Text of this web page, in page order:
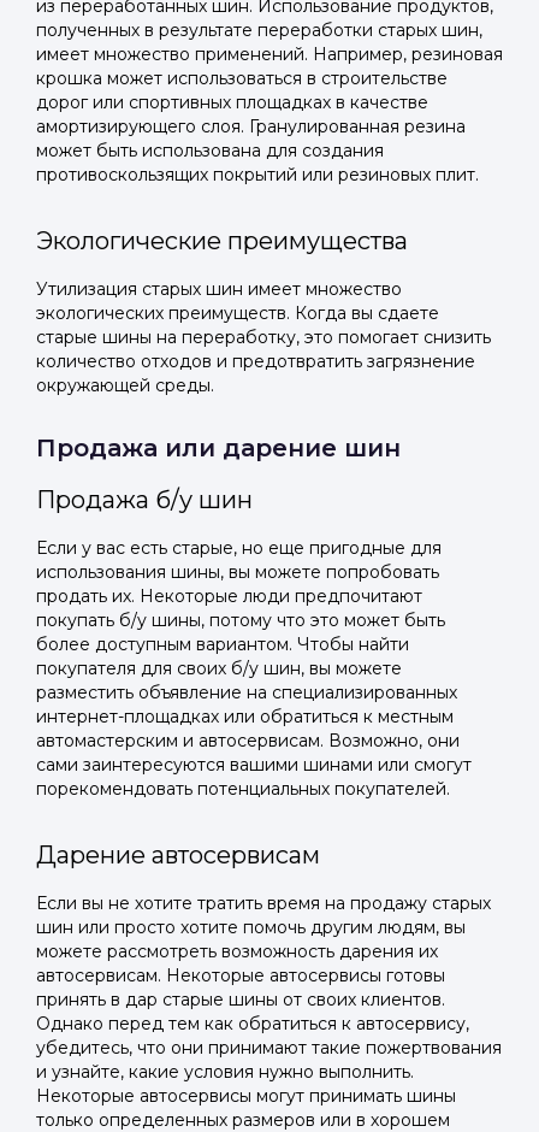
из переработанных шин. Использование продуктов,
полученных в результате переработки старых шин,
имеет множество применений. Например, резиновая
крошка может использоваться в строительстве
дорог или спортивных площадках в качестве
амортизирующего слоя. Гранулированная резина
может быть использована для создания
противоскользящих покрытий или резиновых плит.
Экологические преимущества
Утилизация старых шин имеет множество
экологических преимуществ. Когда вы сдаете
старые шины на переработку, это помогает снизить
количество отходов и предотвратить загрязнение
окружающей среды.
Продажа или дарение шин
Продажа б/у шин
Если у вас есть старые, но еще пригодные для
использования шины, вы можете попробовать
продать их. Некоторые люди предпочитают
покупать б/у шины, потому что это может быть
более доступным вариантом. Чтобы найти
покупателя для своих б/у шин, вы можете
разместить объявление на специализированных
интернет-площадках или обратиться к местным
автомастерским и автосервисам. Возможно, они
сами заинтересуются вашими шинами или смогут
порекомендовать потенциальных покупателей.
Дарение автосервисам
Если вы не хотите тратить время на продажу старых
шин или просто хотите помочь другим людям, вы
можете рассмотреть возможность дарения их
автосервисам. Некоторые автосервисы готовы
принять в дар старые шины от своих клиентов.
Однако перед тем как обратиться к автосервису,
убедитесь, что они принимают такие пожертвования
и узнайте, какие условия нужно выполнить.
Некоторые автосервисы могут принимать шины
только определенных размеров или в хорошем